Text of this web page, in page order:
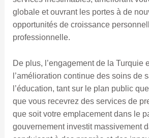
globale et ouvrant les portes à de
opportunités de croissance
professionnelle.
De plus, l’engagement de la Turquie
l’amélioration continue des soins de
l’éducation, tant sur le plan public
que vous recevrez des services de
que soit votre emplacement dans le
gouvernement investit massivement